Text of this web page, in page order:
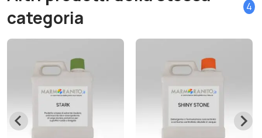
categoria
4